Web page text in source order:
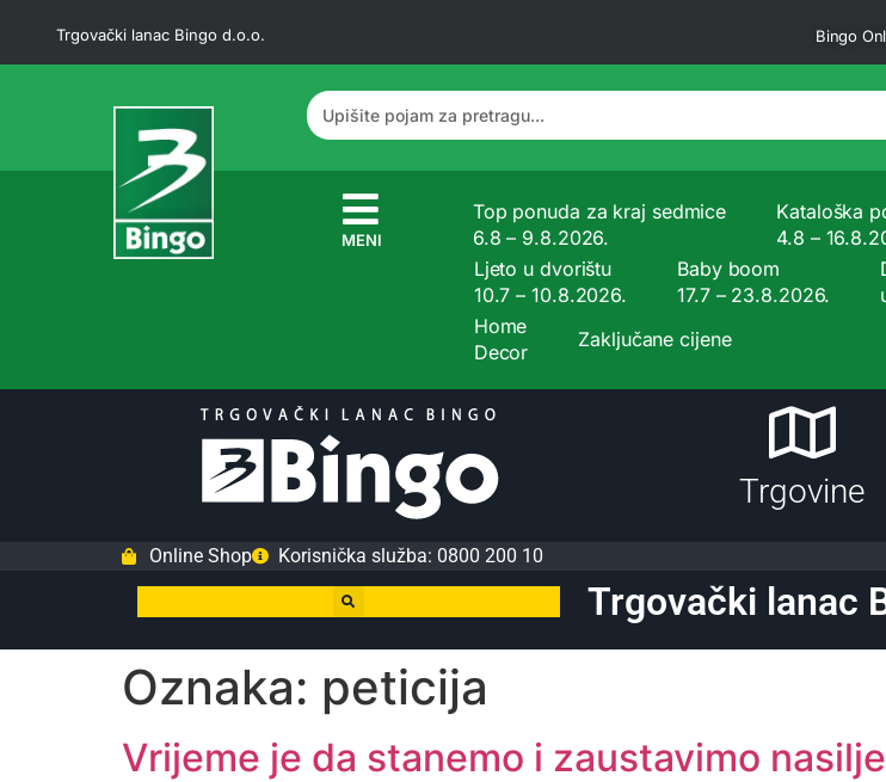
Trgovački lanac Bingo d.o.o. Bingo
MENI
Top ponuda za kraj sedmice
6.8 – 9.8.2026.
Kataloška
4.8 –
Ljeto u dvorištu
10.7 – 10.8.2026.
Baby boom
17.7 – 23.8.2026.
Home
Decor
Zaključane cijene
Trgovine
Online Shop Korisnička služba: 0800 200 10
Trgovački lanac
Oznaka: peticija
Vrijeme je da stanemo i zaustavimo